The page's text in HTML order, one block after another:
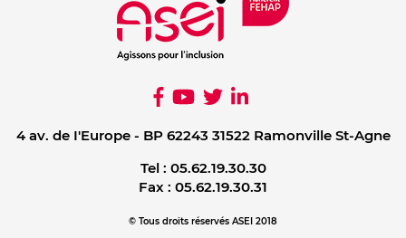
4 av. de I'Europe - BP 62243 31522 Ramonville St-Agne
Tel : 05.62.19.30.30
Fax : 05.62.19.30.31
© Tous droits réservés ASEI 2018